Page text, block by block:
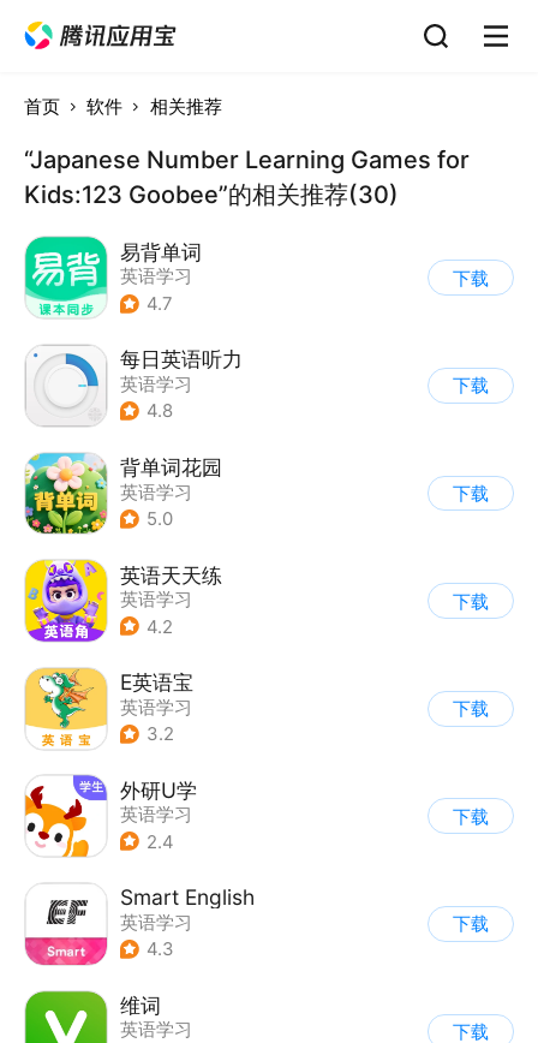
首页 软件 相关推荐
“Japanese Number Learning Games for
Kids:123 Goobee”的相关推荐(30)
易背单词
英语学习
4.7
下载
每日英语听力
英语学习
4.8
下载
背单词花园
英语学习
5.0
下载
英语天天练
英语学习
4.2
下载
E英语宝
英语学习
3.2
下载
外研U学
英语学习
2.4
下载
Smart English
英语学习
4.3
下载
维词
英语学习
下载